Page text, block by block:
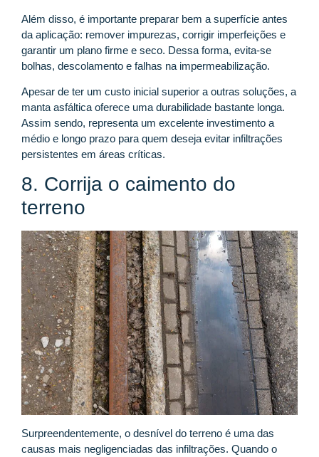
Além disso, é importante preparar bem a superfície antes
da aplicação: remover impurezas, corrigir imperfeições e
garantir um plano firme e seco. Dessa forma, evita-se
bolhas, descolamento e falhas na impermeabilização.
Apesar de ter um custo inicial superior a outras soluções, a
manta asfáltica oferece uma durabilidade bastante longa.
Assim sendo, representa um excelente investimento a
médio e longo prazo para quem deseja evitar infiltrações
persistentes em áreas críticas.
8. Corrija o caimento do
terreno
Surpreendentemente, o desnível do terreno é uma das
causas mais negligenciadas das infiltrações. Quando o